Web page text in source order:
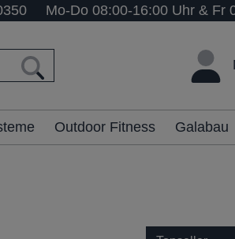
Mo-Do 08:00-16:00 Uhr & Fr
Outdoor Fitness Galabau